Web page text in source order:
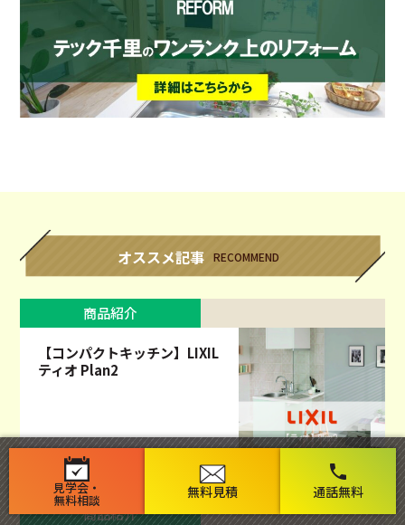
見学会・
無料相談 無料見積
phone
通話無料
オススメ記事 RECOMMEND
商品紹介
【コンパクトキッチン】LIXIL
ティオ Plan2
商品紹介